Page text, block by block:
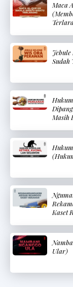
Maca
Sudah
Masih
Kaset
Ular)